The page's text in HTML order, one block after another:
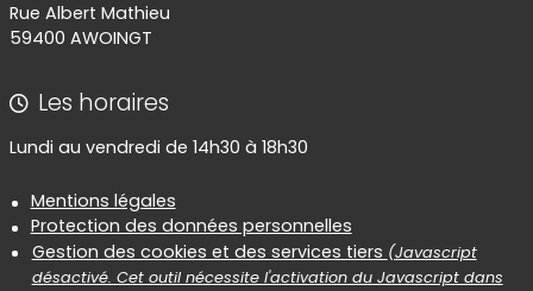
Rue Albert Mathieu
59400 AWOINGT
Les horaires
Lundi au vendredi de 14h30 à 18h30
Informations réglementaires
Mentions légales
Protection des données personnelles
Gestion des cookies et des services tiers (Javascript
désactivé. Cet outil nécessite l'activation du Javascript dans